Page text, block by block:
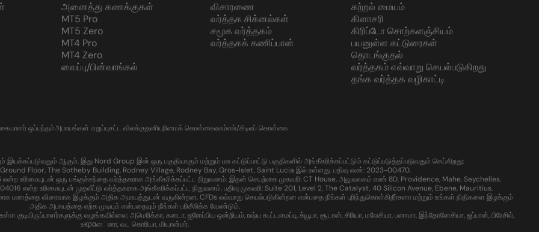
அனைத்து கணக்குகள்
MT5 Pro
MT5 Zero
MT4 Pro
MT4 Zero
வைப்பு/பின்வாங்கல்
விசாரணை
வர்த்தக சிக்னல்கள்
சமூக வர்த்தகம்
வர்த்தகக் கணிப்பான்
கற்றல் மையம்
கிளாசரி
கிரிப்டோ சொற்களஞ்சியம்
பயனுள்ள கட்டுரைகள்
தொடங்குதல்
வர்த்தகம் எவ்வாறு செயல்படுகிறது
தங்க வர்த்தக வழிகாட்டி
ஒப்பந்தம்அபாயங்கள் மறுப்புசட்ட விலக்குதனியுரிமைக் கொள்கைஏஎம்எல்/சிடிஎப் கொள்கை
ஆகும். இது Nord Group இன் ஒரு பகுதியாகும் மற்றும் பல கட்டுப்பாட்டு பகுதிகளில் அங்கீகரிக்கப்பட்டும் கட்டுப்படுத்தப்படுவதும் செய்கிறது:
Floor, The Sotheby Building, Rodney Village, Rodney Bay, Gros-Islet, Saint Lucia இல் உள்ளது. பதிவு எண்: 2023-00470.
உரிமையுடன் ஒரு பங்குச்சந்தை வர்த்தகராக அங்கீகரிக்கப்பட்ட நிறுவனம். இதன் செயற்கை முகவரி: CT House, அலுவலகம் எண் 8D, Providence, Mahe, Seychelles.
என்ற உரிமையுடன் முதலீட்டு வர்த்தகராக அங்கீகரிக்கப்பட்ட நிறுவனம். பதிவு முகவரி: Suite 201, Level 2, The Catalyst, 40 Silicon Avenue, Ebene, Mauritius.
பணத்தை விரைவாக இழக்கும் அதிக அபாயத்துடன் வருகின்றன. CFDs எவ்வாறு செயல்படுகின்றன என்பதை நீங்கள் புரிந்துகொள்கிறீர்களா மற்றும் உங்கள் நிதிகளை இழக்கும்
அதிக அபாயத்தை ஏற்க முடியும் என்பதையும் நீங்கள் பரிசீலிக்க வேண்டும்.
வழங்கவில்லை: அமெரிக்கா, கனடா, ஐரோப்பிய ஒன்றியம், ரஷ்ய கூட்டமைப்பு, க்யூபா, சூடான், சிரியா, மலேசியா, பனாமா, இந்தோனேசியா, ஜப்பான், பிரேசில்,
உκραைனா, வட கொரியா, மியான்மர்.